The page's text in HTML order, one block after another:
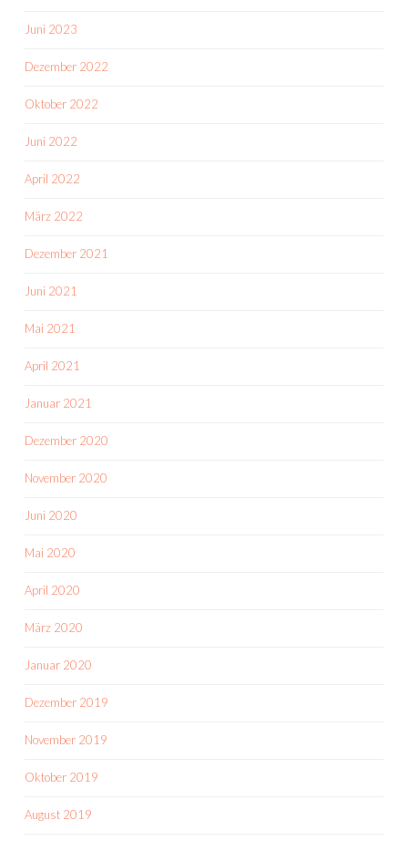
Juni 2023
Dezember 2022
Oktober 2022
Juni 2022
April 2022
März 2022
Dezember 2021
Juni 2021
Mai 2021
April 2021
Januar 2021
Dezember 2020
November 2020
Juni 2020
Mai 2020
April 2020
März 2020
Januar 2020
Dezember 2019
November 2019
Oktober 2019
August 2019